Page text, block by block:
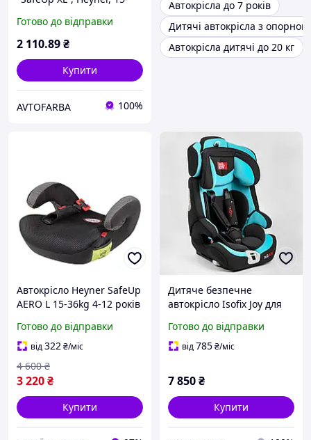
783400
Готово до відправки
2 110.89₴
Купити
AVTOFARBA 100%
Автокрісла до 7 років
Дитячі автокрісла з
Автокрісла дитячі до 20 кг
Автокрісло Heyner SafeUp
AERO L 15-36kg 4-12 років
Готово до відправки
від322₴/міс
3 220₴
4 600 ₴
Купити
Дитяче безпечне
автокрісло Isofix Joy для
Автокрісло 9-36 кг FX-5266
Чорно-блакитний
Готово до відправки
від785₴/міс
7 850₴
Купити